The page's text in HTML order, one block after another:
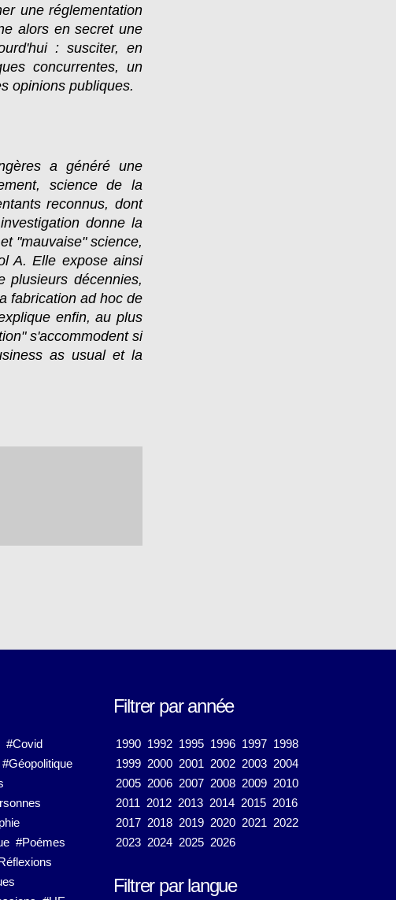
une réglementation
alors en secret une
: susciter, en
concurrentes, un
opinions publiques.
a généré une
science de la
reconnus, dont
donne la
"mauvaise" science,
A. Elle expose ainsi
plusieurs décennies,
fabrication ad hoc de
enfin, au plus
s'accommodent si
as usual et la
#Covid
#Géopolitique
#Poémes
Filtrer par année
1990 1992 1995 1996 1997 1998
1999 2000 2001 2002 2003 2004
2005 2006 2007 2008 2009 2010
2011 2012 2013 2014 2015 2016
2017 2018 2019 2020 2021 2022
2023 2024 2025 2026
Filtrer par langue